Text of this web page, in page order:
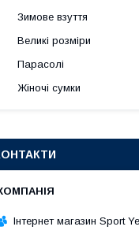
Зимове взуття
Великі розміри
Парасолі
Жіночі сумки
Інтернет магазин Sport